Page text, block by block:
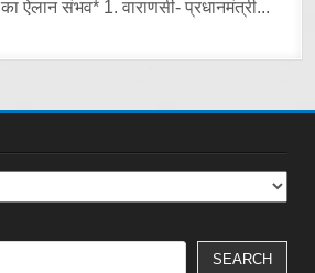
का ऐलान संभव* 1. वाराणसी- प्रधानमंत्री...
SEARCH